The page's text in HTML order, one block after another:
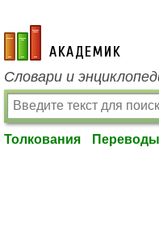
academic.ru
Словари и
Толкования Переводы